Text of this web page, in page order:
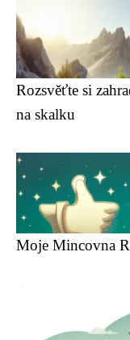
Rozsvěťte si
na skalku
Moje Mincovna